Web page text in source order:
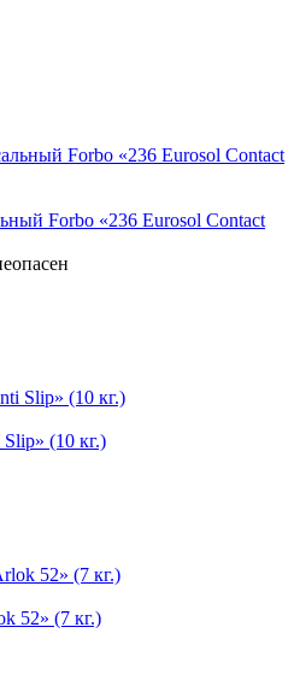
Forbo «236 Eurosol Contact
(10 кг.)
52» (7 кг.)